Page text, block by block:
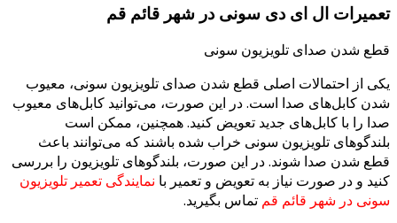
ال ای دی سونی در شهر قائم قم
شدن صدای تلویزیون سونی
از احتمالات اصلی قطع شدن صدای تلویزیون سونی، معیوب
کابل‌های صدا است. در این صورت، می‌توانید کابل‌های معیوب
را با کابل‌های جدید تعویض کنید. همچنین، ممکن است
تلویزیون سونی خراب شده باشند که می‌توانند باعث
شدن صدا شوند. در این صورت، بلندگوهای تلویزیون را بررسی
و در صورت نیاز به تعویض و تعمیر با نمایندگی تعمیر تلویزیون
در شهر قائم قمتماس بگیرید.